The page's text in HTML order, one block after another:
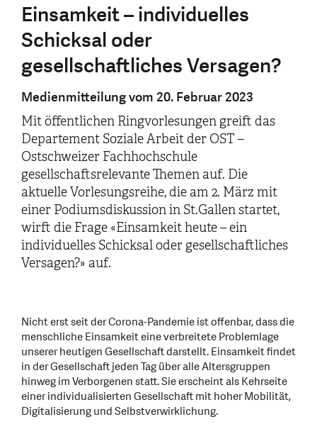
Einsamkeit – individuelles
Schicksal oder
gesellschaftliches Versagen?
Medienmitteilung vom 20. Februar 2023
Mit öffentlichen Ringvorlesungen greift das
Departement Soziale Arbeit der OST –
Ostschweizer Fachhochschule
gesellschaftsrelevante Themen auf. Die
aktuelle Vorlesungsreihe, die am 2. März mit
einer Podiumsdiskussion in St.Gallen startet,
wirft die Frage «Einsamkeit heute – ein
individuelles Schicksal oder gesellschaftliches
Versagen?» auf.
Nicht erst seit der Corona-Pandemie ist offenbar, dass die
menschliche Einsamkeit eine verbreitete Problemlage
unserer heutigen Gesellschaft darstellt. Einsamkeit findet
in der Gesellschaft jeden Tag über alle Altersgruppen
hinweg im Verborgenen statt. Sie erscheint als Kehrseite
einer individualisierten Gesellschaft mit hoher Mobilität,
Digitalisierung und Selbstverwirklichung.